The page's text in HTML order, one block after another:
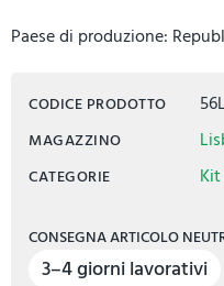
Paese di produzione:
CODICE PRODOTTO
MAGAZZINO
CATEGORIE
CONSEGNA ARTICOLO
3–4 giorni lavorativi